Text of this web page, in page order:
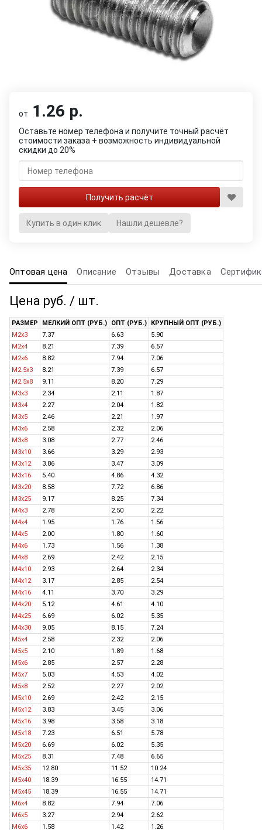
от 1.26 р.
Оставьте номер телефона и получите точный расчёт
стоимости заказа + возможность индивидуальной
скидки до 20%
Купить в один клик Нашли дешевле?
Оптовая цена Описание Отзывы Доставка
Цена руб. / шт.
РАЗМЕР МЕЛКИЙ ОПТ (РУБ.) ОПТ (РУБ.)
КРУПНЫЙ ОПТ (РУБ.)
M2x3
7.37 6.63
5.90
M2x4
8.21 7.39
6.57
M2x6
8.82 7.94
7.06
M2.5x3
8.21 7.39
6.57
M2.5x8
9.11 8.20
7.29
M3x3
2.34 2.11
1.87
M3x4
2.27 2.04
1.82
M3x5
2.46 2.21
1.97
M3x6
2.58 2.32
2.06
M3x8
3.08 2.77
2.46
M3x10
3.66 3.29
2.93
M3x12
3.86 3.47
3.09
M3x16
5.40 4.86
4.32
M3x20
8.58 7.72
6.86
M3x25
9.17 8.25
7.34
M4x3
2.78 2.50
2.22
M4x4
1.95 1.76
1.56
M4x5
2.00 1.80
1.60
M4x6
1.73 1.56
1.38
M4x8
2.69 2.42
2.15
M4x10
2.93 2.64
2.34
M4x12
3.17 2.85
2.54
M4x16
4.11 3.70
3.29
M4x20
5.12 4.61
4.10
M4x25
6.69 6.02
5.35
M4x30
9.05 8.15
7.24
M5x4
2.58 2.32
2.06
M5x5
2.10 1.89
1.68
M5x6
2.85 2.57
2.28
M5x7
5.03 4.53
4.02
M5x8
2.52 2.27
2.02
M5x10
2.69 2.42
2.15
M5x12
3.83 3.45
3.06
M5x16
3.98 3.58
3.18
M5x18
7.23 6.51
5.78
M5x20
6.69 6.02
5.35
M5x25
8.31 7.48
6.65
M5x35
12.80 11.52
10.24
M5x40
18.39 16.55
14.71
M5x45
18.39 16.55
14.71
M6x4
8.82 7.94
7.06
M6x5
3.27 2.94
2.62
M6x6
1.58 1.42 1.26